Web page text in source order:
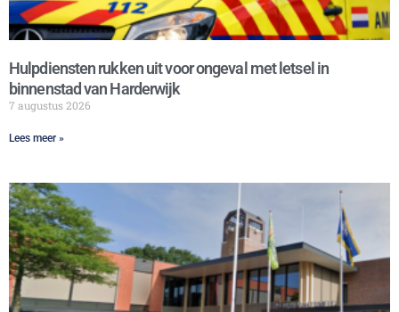
Hulpdiensten rukken uit voor ongeval met letsel in
binnenstad van Harderwijk
7 augustus 2026
Lees meer »